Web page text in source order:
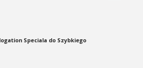
Speciala do Szybkiego